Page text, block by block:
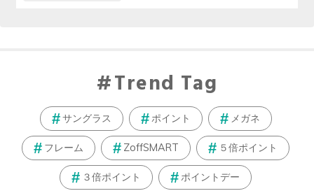
Trend Tag
サングラス ポイント メガネ
フレーム ZoffSMART ５倍ポイント
３倍ポイント ポイントデー